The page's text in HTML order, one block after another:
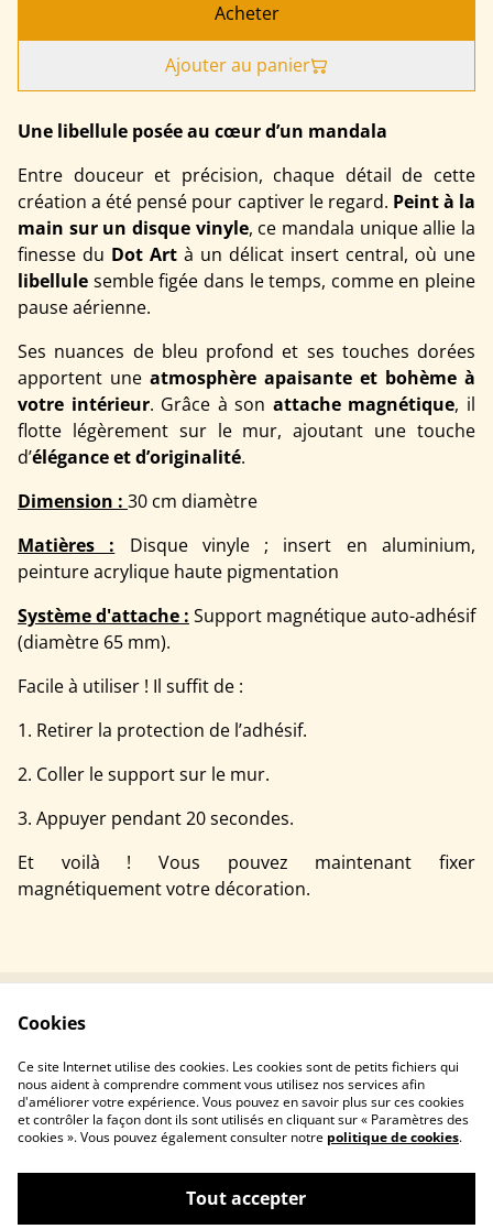
Acheter
Ajouter au panier
Une libellule posée au cœur d’un mandala
Entre douceur et précision, chaque détail de cette
création a été pensé pour captiver le regard. Peint à la
main sur un disque vinyle, ce mandala unique allie la
finesse du Dot Art à un délicat insert central, où une
libellule semble figée dans le temps, comme en pleine
pause aérienne.
Ses nuances de bleu profond et ses touches dorées
apportent une atmosphère apaisante et bohème à
votre intérieur. Grâce à son attache magnétique, il
flotte légèrement sur le mur, ajoutant une touche
d’élégance et d’originalité.
Dimension : 30 cm diamètre
Matières : Disque vinyle ; insert en aluminium,
peinture acrylique haute pigmentation
Système d'attache : Support magnétique auto-adhésif
(diamètre 65 mm).
Facile à utiliser ! Il suffit de :
1. Retirer la protection de l’adhésif.
2. Coller le support sur le mur.
3. Appuyer pendant 20 secondes.
Et voilà ! Vous pouvez maintenant fixer
magnétiquement votre décoration.
Politique de
confidentialité
Politique de cookies
Cookies
Ce site Internet utilise des cookies. Les cookies sont de petits fichiers qui
nous aident à comprendre comment vous utilisez nos services afin
d'améliorer votre expérience. Vous pouvez en savoir plus sur ces cookies
et contrôler la façon dont ils sont utilisés en cliquant sur « Paramètres des
cookies ». Vous pouvez également consulter notre politique de cookies.
Tout accepter